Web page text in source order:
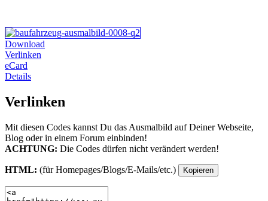
Download
Verlinken
eCard
Details
Verlinken
Mit diesen Codes kannst Du das Ausmalbild auf Deiner Webseite,
Blog oder in einem Forum einbinden!
ACHTUNG: Die Codes dürfen nicht verändert werden!
HTML: (für Homepages/Blogs/E-Mails/etc.) Kopieren